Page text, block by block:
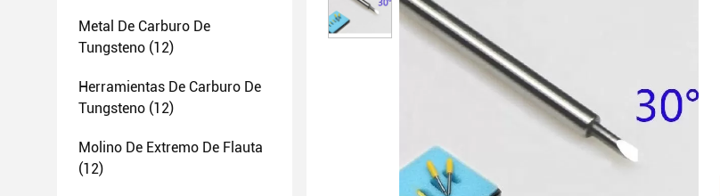
Metal De Carburo De
Tungsteno (12)
Herramientas De Carburo De
Tungsteno (12)
Molino De Extremo De Flauta
(12)